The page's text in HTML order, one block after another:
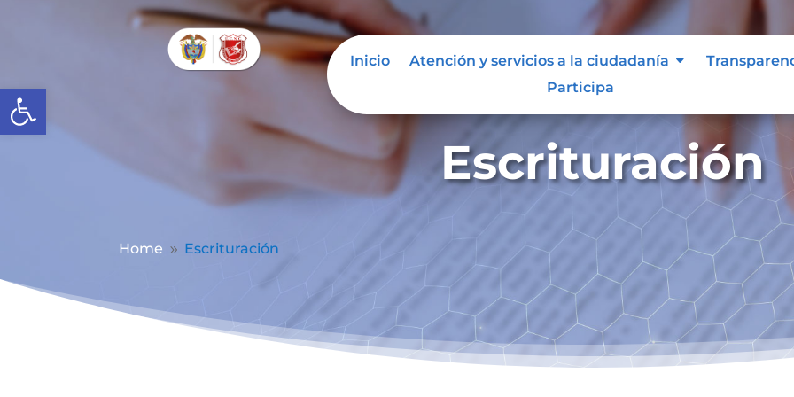
Abrir barra de herramientas
Inicio Atención y servicios a la ciudadanía
Participa
Escrituración
Home 9 Escrituración